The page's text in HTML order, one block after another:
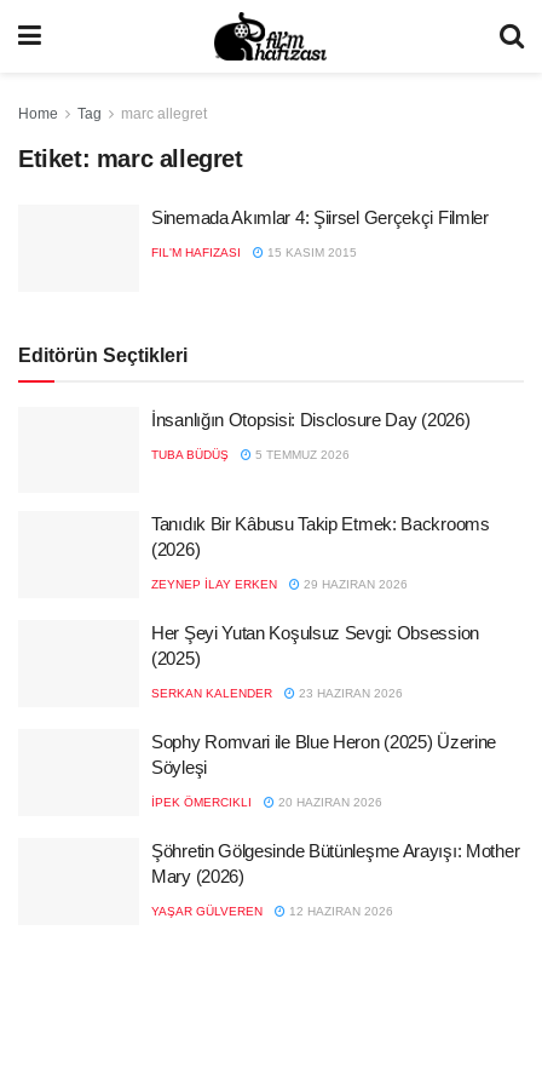
Home Tag marc allegret
Etiket: marc allegret
Sinemada Akımlar 4: Şiirsel Gerçekçi Filmler
FIL'M HAFIZASI 15 KASIM 2015
Editörün Seçtikleri
İnsanlığın Otopsisi: Disclosure Day (2026)
TUBA BÜDÜŞ 5 TEMMUZ 2026
Tanıdık Bir Kâbusu Takip Etmek: Backrooms
(2026)
ZEYNEP İLAY ERKEN 29 HAZIRAN 2026
Her Şeyi Yutan Koşulsuz Sevgi: Obsession
(2025)
SERKAN KALENDER 23 HAZIRAN 2026
Sophy Romvari ile Blue Heron (2025) Üzerine
Söyleşi
İPEK ÖMERCIKLI 20 HAZIRAN 2026
Şöhretin Gölgesinde Bütünleşme Arayışı: Mother
Mary (2026)
YAŞAR GÜLVEREN 12 HAZIRAN 2026